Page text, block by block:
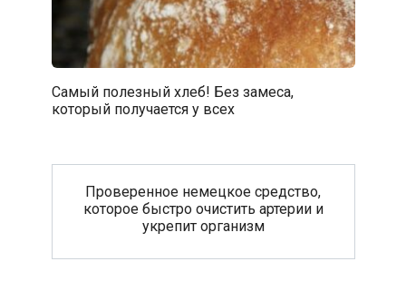
Самый полезный хлеб! Без замеса,
который получается у всех
Проверенное немецкое средство,
которое быстро очистить артерии и
укрепит организм